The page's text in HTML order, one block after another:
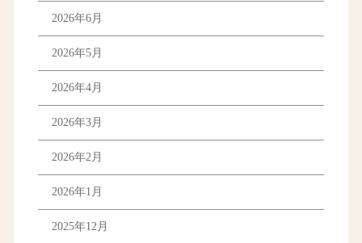
2026年6月
2026年5月
2026年4月
2026年3月
2026年2月
2026年1月
2025年12月